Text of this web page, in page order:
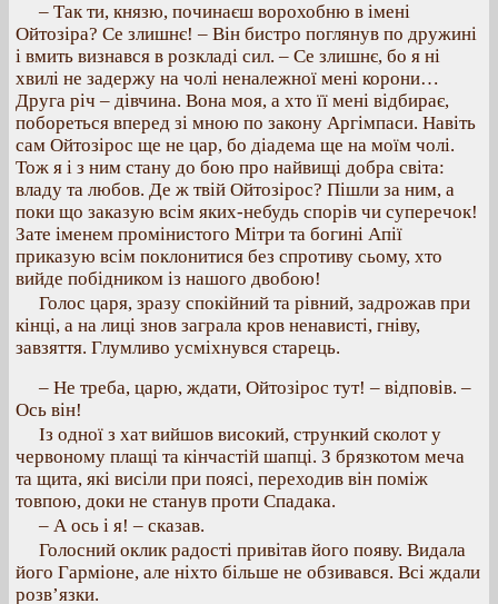
– Так ти, князю, починаєш ворохобню в імені
Ойтозіра? Се злишнє! – Він бистро поглянув по дружині
і вмить визнався в розкладі сил. – Се злишнє, бо я ні
хвилі не задержу на чолі неналежної мені корони…
Друга річ – дівчина. Вона моя, а хто її мені відбирає,
побореться вперед зі мною по закону Аргімпаси. Навіть
сам Ойтозірос ще не цар, бо діадема ще на моїм чолі.
Тож я і з ним стану до бою про найвищі добра світа:
владу та любов. Де ж твій Ойтозірос? Пішли за ним, а
поки що заказую всім яких-небудь спорів чи суперечок!
Зате іменем промінистого Мітри та богині Апії
приказую всім поклонитися без спротиву сьому, хто
вийде побідником із нашого двобою!
Голос царя, зразу спокійний та рівний, задрожав при
кінці, а на лиці знов заграла кров ненависті, гніву,
завзяття. Глумливо усміхнувся старець.
– Не треба, царю, ждати, Ойтозірос тут! – відповів. –
Ось він!
Із одної з хат вийшов високий, стрункий сколот у
червоному плащі та кінчастій шапці. З брязкотом меча
та щита, які висіли при поясі, переходив він поміж
товпою, доки не станув проти Спадака.
– А ось і я! – сказав.
Голосний оклик радості привітав його появу. Видала
його Гарміоне, але ніхто більше не обзивався. Всі ждали
розв’язки.